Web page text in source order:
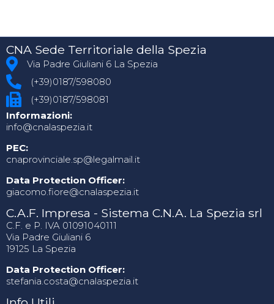
CNA Sede Territoriale della Spezia
Via Padre Giuliani 6 La Spezia
(+39)0187/598080
(+39)0187/598081
Informazioni:
info@cnalaspezia.it
PEC:
cnaprovinciale.sp@legalmail.it
Data Protection Officer:
giacomo.fiore@cnalaspezia.it
C.A.F. Impresa - Sistema C.N.A. La Spezia srl
C.F. e P. IVA 01091040111
Via Padre Giuliani 6
19125 La Spezia
Data Protection Officer:
stefania.costa@cnalaspezia.it